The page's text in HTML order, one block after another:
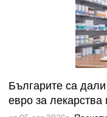
Българите са
евро за